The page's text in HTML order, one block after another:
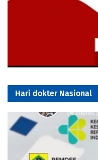
Hari dokter Nasional